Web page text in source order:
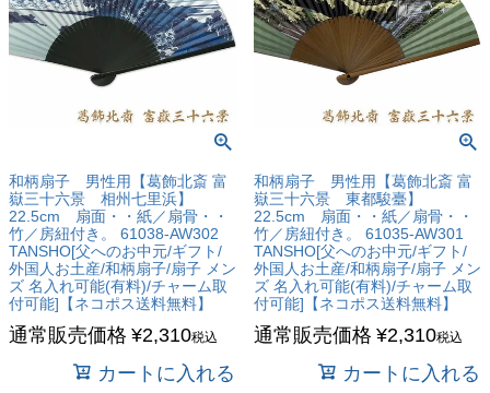
和柄扇子 男性用【葛飾北斎 富
嶽三十六景 相州七里浜】
22.5cm 扇面・・紙／扇骨・・
竹／房紐付き。 61038-AW302
TANSHO[父へのお中元/ギフト/
外国人お土産/和柄扇子/扇子 メン
ズ 名入れ可能(有料)/チャーム取
付可能]【ネコポス送料無料】
通常販売価格 ¥2,310税込
カートに入れる
和柄扇子 男性用【葛飾北斎 富
嶽三十六景 東都駿臺】
22.5cm 扇面・・紙／扇骨・・
竹／房紐付き。 61035-AW301
TANSHO[父へのお中元/ギフト/
外国人お土産/和柄扇子/扇子 メン
ズ 名入れ可能(有料)/チャーム取
付可能]【ネコポス送料無料】
通常販売価格 ¥2,310税込
カートに入れる